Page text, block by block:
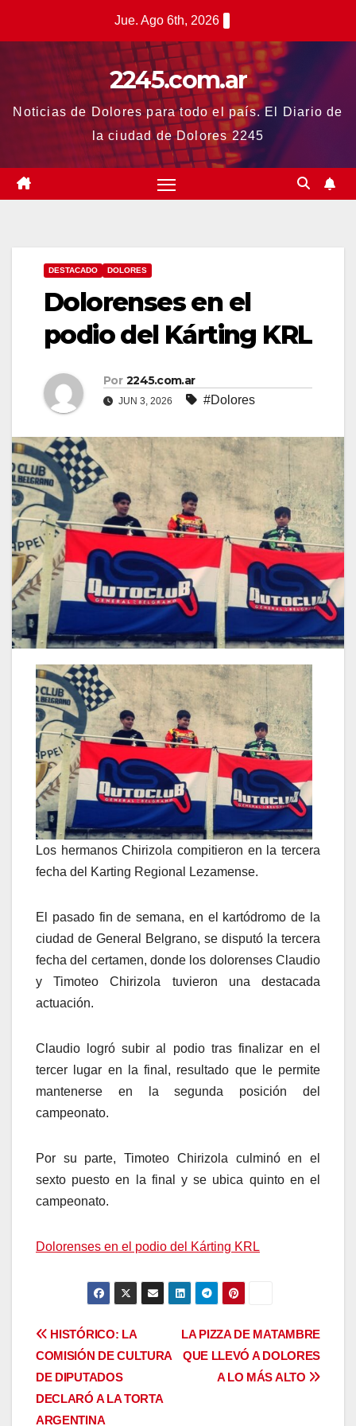
Jue. Ago 6th, 2026
2245.com.ar
Noticias de Dolores para todo el país. El Diario de
la ciudad de Dolores 2245
DESTACADO DOLORES
Dolorenses en el
podio del Kárting KRL
Por 2245.com.ar
JUN 3, 2026 #Dolores
Los hermanos Chirizola compitieron en la tercera
fecha del Karting Regional Lezamense.
El pasado fin de semana, en el kartódromo de la
ciudad de General Belgrano, se disputó la tercera
fecha del certamen, donde los dolorenses Claudio
y Timoteo Chirizola tuvieron una destacada
actuación.
Claudio logró subir al podio tras finalizar en el
tercer lugar en la final, resultado que le permite
mantenerse en la segunda posición del
campeonato.
Por su parte, Timoteo Chirizola culminó en el
sexto puesto en la final y se ubica quinto en el
campeonato.
Dolorenses en el podio del Kárting KRL
Navegación
de
entradas
LA PIZZA DE MATAMBRE
QUE LLEVÓ A DOLORES
A LO MÁS ALTO
HISTÓRICO: LA
COMISIÓN DE CULTURA
DE DIPUTADOS
DECLARÓ A LA TORTA
ARGENTINA